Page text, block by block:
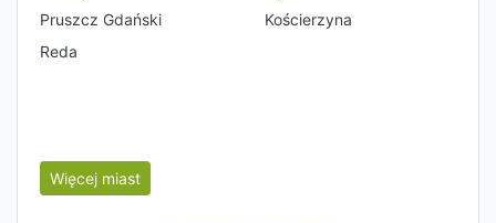
Pruszcz Gdański
Kościerzyna
Reda
Więcej miast